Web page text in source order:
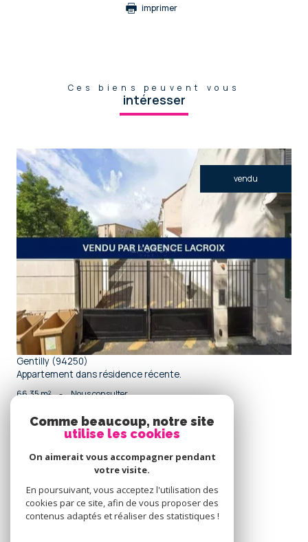
imprimer
Ces biens peuvent vous
intéresser
vendu
voir le bien
Gentilly (94250)
Appartement dans résidence récente.
66,35 m² - Nous consulter
connecter
espace propriétaire
Nous
Comme beaucoup, notre site
utilise les cookies
On aimerait vous accompagner pendant
votre visite.
En poursuivant, vous acceptez l'utilisation des
cookies par ce site, afin de vous proposer des
contenus adaptés et réaliser des statistiques !